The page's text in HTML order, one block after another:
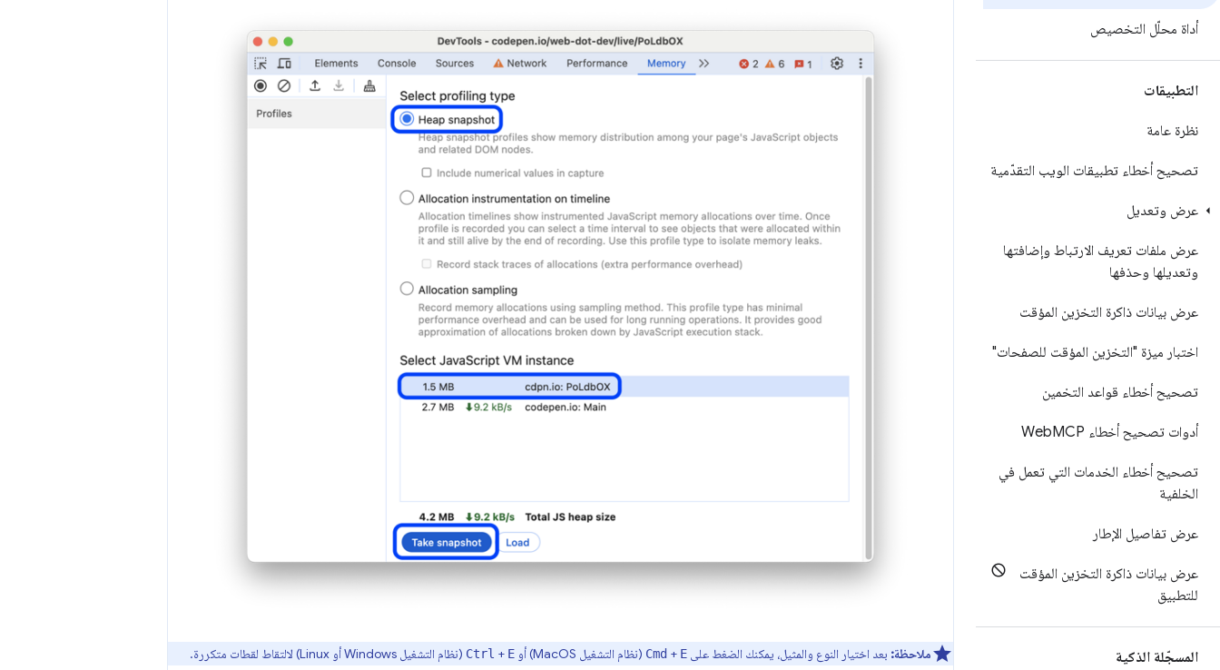
أداة محلّل التخصيص
التطبيقات
نظرة عامة
تصحيح أخطاء تطبيقات الويب التقدّمية
عرض وتعديل
عرض ملفات تعريف الارتباط وإضافتها
وتعديلها وحذفها
عرض بيانات ذاكرة التخزين المؤقت
اختبار ميزة "التخزين المؤقت للصفحات"
تصحيح أخطاء قواعد التخمين
أدوات تصحيح أخطاء Web MCP
تصحيح أخطاء الخدمات التي تعمل في
الخلفية
عرض تفاصيل الإطار
عرض بيانات ذاكرة التخزين المؤقت
للتطبيق
المسجّلة الذكية ملاحظة: بعد اختيار النوع والمثيل، يمكنك الضغط على Cmd + E (نظام التشغيل MacOS) أو Ctrl + E (نظام التشغيل Windows أو Linux) لالتقاط لقطات متكررة.